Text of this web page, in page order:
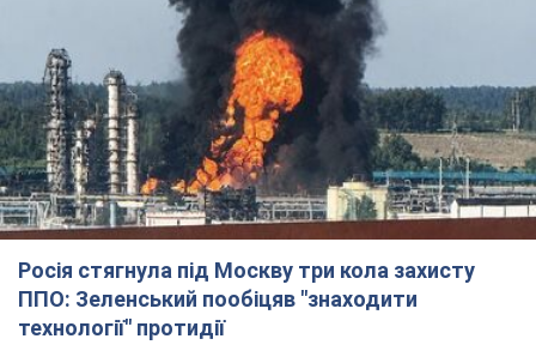
Росія стягнула під Москву три кола захисту
ППО: Зеленський пообіцяв "знаходити
технології" протидії